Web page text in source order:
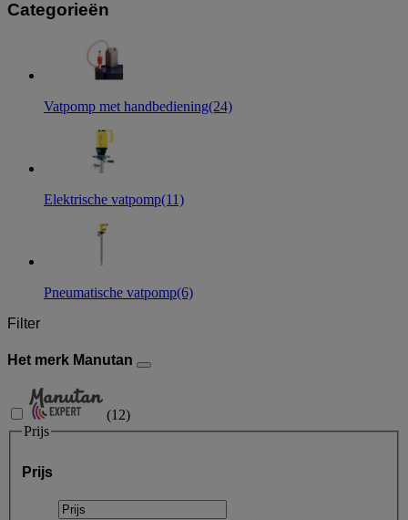
Categorieën
Vatpomp met handbediening(24)
Elektrische vatpomp(11)
Pneumatische vatpomp(6)
Filter
Het merk Manutan
(12)
Prijs
Prijs